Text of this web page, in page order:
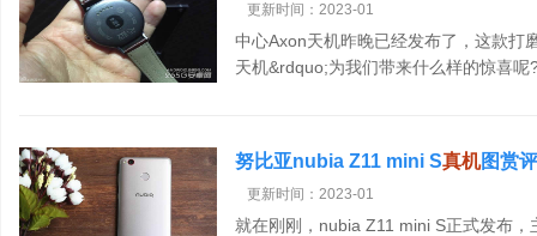
更新时间：2023-01
中心Axon天机昨晚已经发布了，这款打
天机&rdquo;为我们带来什么样的惊喜
努比亚nubia Z11 mini S真机图赏
更新时间：2023-01
就在刚刚，nubia Z11 mini S正式发布